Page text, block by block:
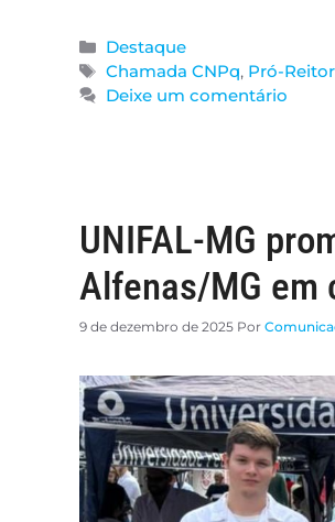
Destaque
Chamada CNPq, Pró-
Deixe um comentário
UNIFAL-MG
Alfenas/MG em
9 de dezembro de 2025 Por